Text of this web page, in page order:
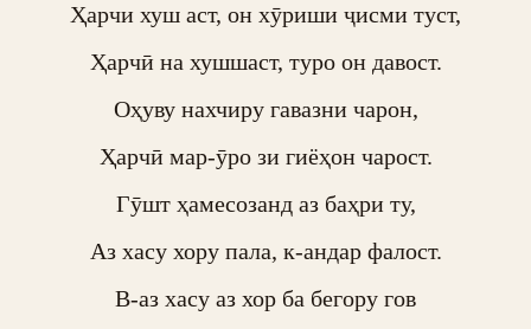
Ҳарчи хуш аст, он хӯриши ҷисми туст,
Ҳарчӣ на хушшаст, туро он давост.
Оҳуву нахчиру гавазни чарон,
Ҳарчӣ мар-ӯро зи гиёҳон чарост.
Гӯшт ҳамесозанд аз баҳри ту,
Аз хасу хору пала, к-андар фалост.
В-аз хасу аз хор ба бегору гов